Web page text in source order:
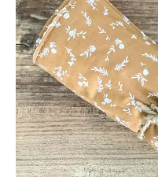
réutilisable